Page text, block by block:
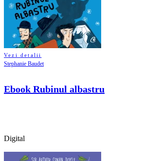
Vezi detalii
Stephanie Baudet
Ebook Rubinul albastru
Digital